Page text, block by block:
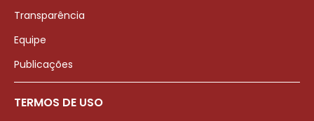
Transparência
Equipe
Publicações
TERMOS DE USO